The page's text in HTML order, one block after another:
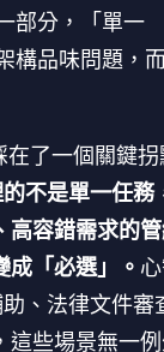
部分，「單一
構品味問題，
了一個關鍵
不是單一任務
高容錯需求的
「必選」。
、法律文件審
這些場景無一